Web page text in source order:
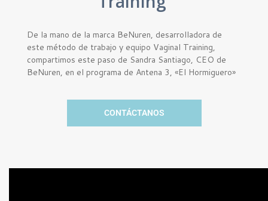
De la mano de la marca BeNuren, desarrolladora de
este método de trabajo y equipo Vaginal Training,
compartimos este paso de Sandra Santiago, CEO de
BeNuren, en el programa de Antena 3, «El Hormiguero»
CONTÁCTANOS